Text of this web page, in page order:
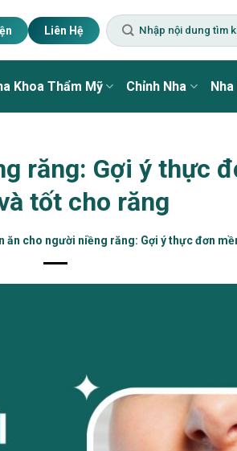
Liên Hệ
Khoa Thẩm Mỹ Chỉnh Nha
răng: Gợi ý thực
tốt cho răng
ăn cho người niềng răng: Gợi ý thực đơn